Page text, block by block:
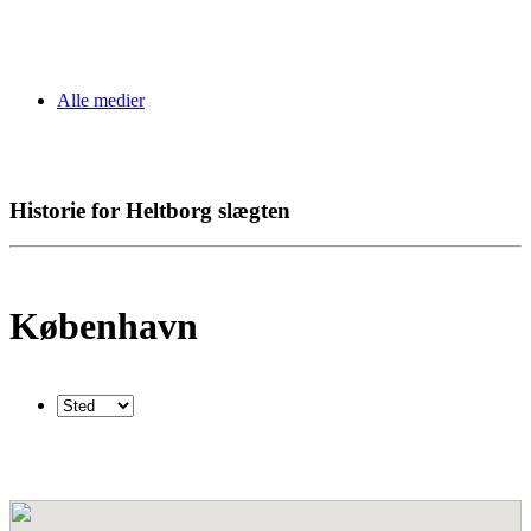
Alle medier
Historie for Heltborg slægten
København